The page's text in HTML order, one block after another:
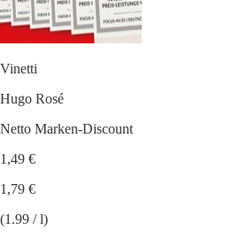
Vinetti
Hugo Rosé
Netto Marken-Discount
1,49 €
1,79 €
(1.99 / l)